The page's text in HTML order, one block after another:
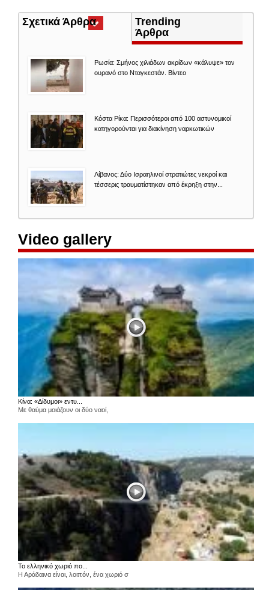
Σχετικά Άρθρα(ενεργή
καρτέλα)
Trending
Άρθρα
Ρωσία: Σμήνος χιλιάδων ακρίδων «κάλυψε» τον
ουρανό στο Νταγκεστάν. Βίντεο
Κόστα Ρίκα: Περισσότεροι από 100 αστυνομικοί
κατηγορούνται για διακίνηση ναρκωτικών
Λίβανος: Δύο Ισραηλινοί στρατιώτες νεκροί και
τέσσερις τραυματίστηκαν από έκρηξη στην...
Video gallery
Κίνα: «Δίδυμοι» εντυ...
Με θαύμα μοιάζουν οι δύο ναοί,
Το ελληνικό χωριό πο...
Η Αράδαινα είναι, λοιπόν, ένα χωριό σ